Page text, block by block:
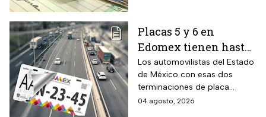
Placas 5 y 6 en
Edomex tienen hasta
el 31 de agosto 2026
para realizar la
verificación
vehicular o recibirán
Los automovilistas del Estado
de México con esas dos
terminaciones de placa
enfrentan el cierre de su
04 agosto, 2026